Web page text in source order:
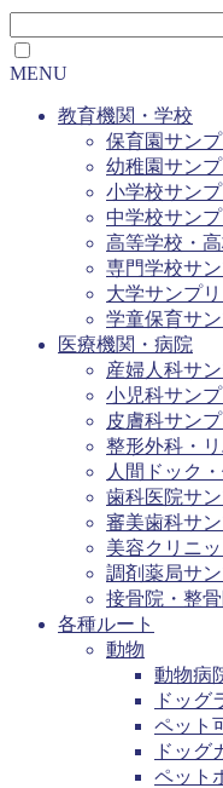
MENU
教育機関・学校
保育園サン
幼稚園サン
小学校サン
中学校サン
高等学校・
専門学校サ
大学サンプ
学童保育サ
医療機関・病院
産婦人科サ
小児科サン
皮膚科サン
整形外科・
人間ドック
歯科医院サ
審美歯科サ
美容クリニ
調剤薬局サ
接骨院・整
各種ルート
動物
動物病
ドッグ
ペット
ドッグ
ペット